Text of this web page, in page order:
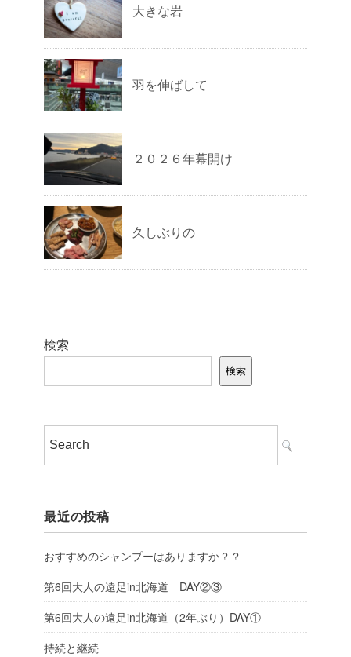
大きな岩
羽を伸ばして
２０２６年幕開け
久しぶりの
検索
検索
最近の投稿
おすすめのシャンプーはありますか？？
第6回大人の遠足in北海道 DAY②③
第6回大人の遠足in北海道（2年ぶり）DAY①
持続と継続